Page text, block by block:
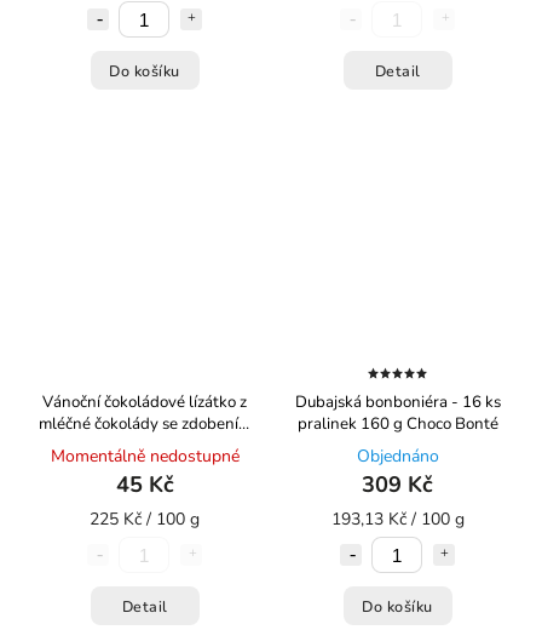
Do košíku Detail
Vánoční čokoládové lízátko z
mléčné čokolády se zdobením
20g Choco Bonté
Momentálně nedostupné
45 Kč
225 Kč / 100 g
Detail
Dubajská bonboniéra - 16 ks
pralinek 160 g Choco Bonté
Objednáno
309 Kč
193,13 Kč / 100 g
Do košíku